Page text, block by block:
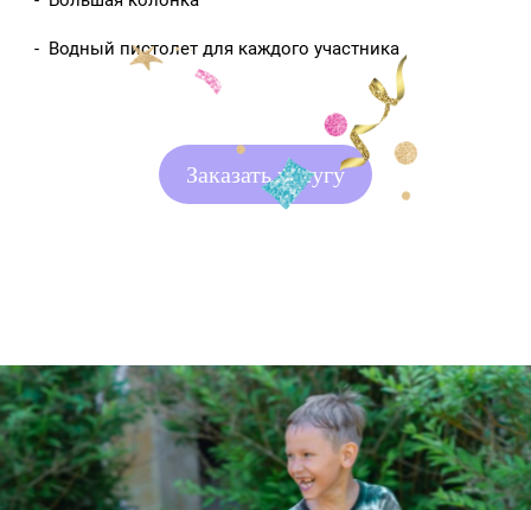
- Водный пистолет для каждого участника
Заказать услугу